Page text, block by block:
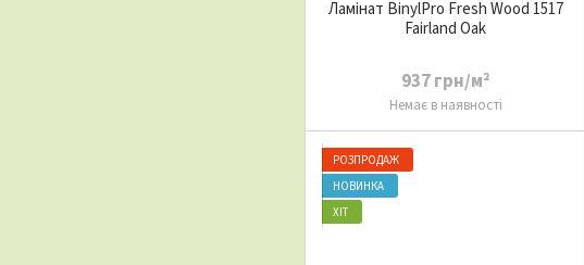
Ламінат BinylPro Fresh Wood 1517
Fairland Oak
937 грн/м²
Немає в наявності
РОЗПРОДАЖ
НОВИНКА
ХІТ